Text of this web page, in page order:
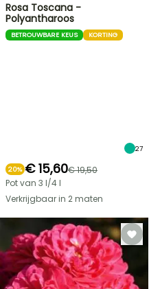
Rosa Toscana -
Polyantharoos
BETROUWBARE KEUS KORTING
27
20% € 15,60€ 19,50
Pot van 3 l/4 l
Verkrijgbaar in 2 maten